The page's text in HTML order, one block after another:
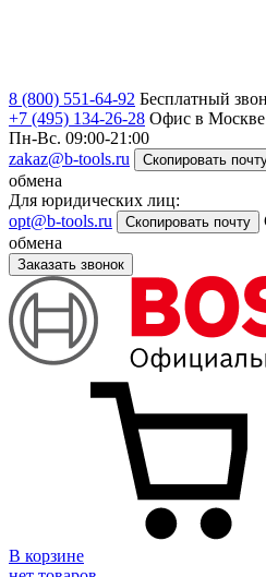
8 (800) 551-64-92 Бесплатный
+7 (495) 134-26-28 Офис в Москве
Пн-Вс. 09:00-21:00
zakaz@b-tools.ru
Скопировать
обмена
Для юридических лиц:
opt@b-tools.ru
Скопировать почту
обмена
Заказать звонок
В корзине